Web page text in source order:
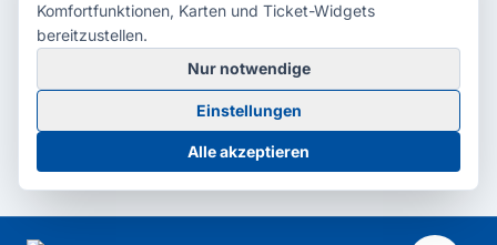
© 2026 Radio Potsdam. Webseite entwickelt durch dieMedienagentur
Babelsberg
BarrierefreiheitserklärungAGBDatenschutzImpressum
Cookie-Einstellungen
Komfortfunktionen, Karten und Ticket-Widgets
bereitzustellen.
Nur notwendige
Einstellungen
Alle akzeptieren